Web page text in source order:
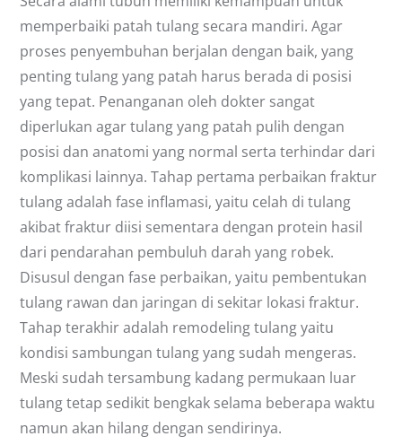
memperbaiki patah tulang secara mandiri. Agar
proses penyembuhan berjalan dengan baik, yang
penting tulang yang patah harus berada di posisi
yang tepat. Penanganan oleh dokter sangat
diperlukan agar tulang yang patah pulih dengan
posisi dan anatomi yang normal serta terhindar dari
komplikasi lainnya. Tahap pertama perbaikan fraktur
tulang adalah fase inflamasi, yaitu celah di tulang
akibat fraktur diisi sementara dengan protein hasil
dari pendarahan pembuluh darah yang robek.
Disusul dengan fase perbaikan, yaitu pembentukan
tulang rawan dan jaringan di sekitar lokasi fraktur.
Tahap terakhir adalah remodeling tulang yaitu
kondisi sambungan tulang yang sudah mengeras.
Meski sudah tersambung kadang permukaan luar
tulang tetap sedikit bengkak selama beberapa waktu
namun akan hilang dengan sendirinya.